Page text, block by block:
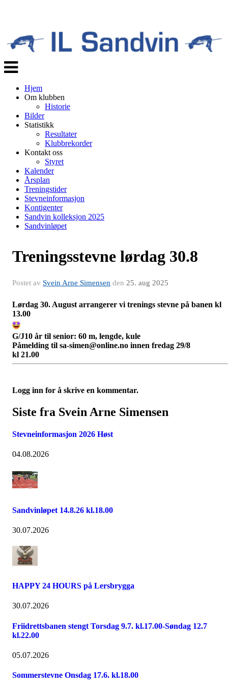
Veksle
navigasjon
Hjem
Om klubben
Historie
Bilder
Statistikk
Resultater
Klubbrekorder
Kontakt oss
Styret
Kalender
Årsplan
Treningstider
Stevneinformasjon
Kontigenter
Sandvin kolleksjon 2025
Sandvinløpet
Treningsstevne lørdag 30.8
Postet av Svein Arne Simensen den 25. aug 2025
Lørdag 30. August arrangerer vi trenings stevne på banen kl
13.00
G/J10 år til senior: 60 m, lengde, kule
Påmelding til sa-simen@online.no innen fredag 29/8
kl 21.00
Logg inn for å skrive en kommentar.
Siste fra Svein Arne Simensen
Stevneinformasjon 2026 Høst
04.08.2026
Sandvinløpet 14.8.26 kl.18.00
30.07.2026
HAPPY 24 HOURS på Lersbrygga
30.07.2026
Friidrettsbanen stengt Torsdag 9.7. kl.17.00-Søndag 12.7
kl.22.00
05.07.2026
Sommerstevne Onsdag 17.6. kl.18.00